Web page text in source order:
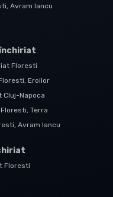
Avram Iancu
Floresti
Eroilor
Napoca
Terra
Avram Iancu
Floresti